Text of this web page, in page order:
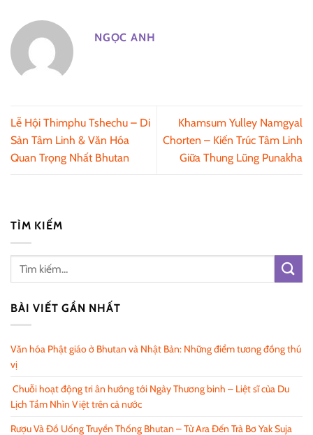
NGỌC ANH
Lễ Hội Thimphu Tshechu – Di
Sản Tâm Linh & Văn Hóa
Quan Trọng Nhất Bhutan
Khamsum Yulley Namgyal
Chorten – Kiến Trúc Tâm Linh
Giữa Thung Lũng Punakha
TÌM KIẾM
BÀI VIẾT GẦN NHẤT
Văn hóa Phật giáo ở Bhutan và Nhật Bản: Những điểm tương đồng thú
vị
Chuỗi hoạt động tri ân hướng tới Ngày Thương binh – Liệt sĩ của Du
Lịch Tầm Nhìn Việt trên cả nước
Rượu Và Đồ Uống Truyền Thống Bhutan – Từ Ara Đến Trà Bơ Yak Suja